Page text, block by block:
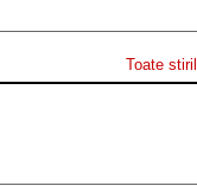
Toate